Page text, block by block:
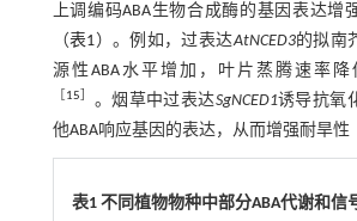
上调编码ABA生物合成酶的基因表达增
（表1 ）。例如，过表达AtNCED3的拟南
源性ABA水平增加，叶片蒸腾速率
15 。烟草中过表达SgNCED1诱导抗氧
他ABA响应基因的表达，从而增强耐旱性
表1 不同植物物种中部分ABA代谢和信